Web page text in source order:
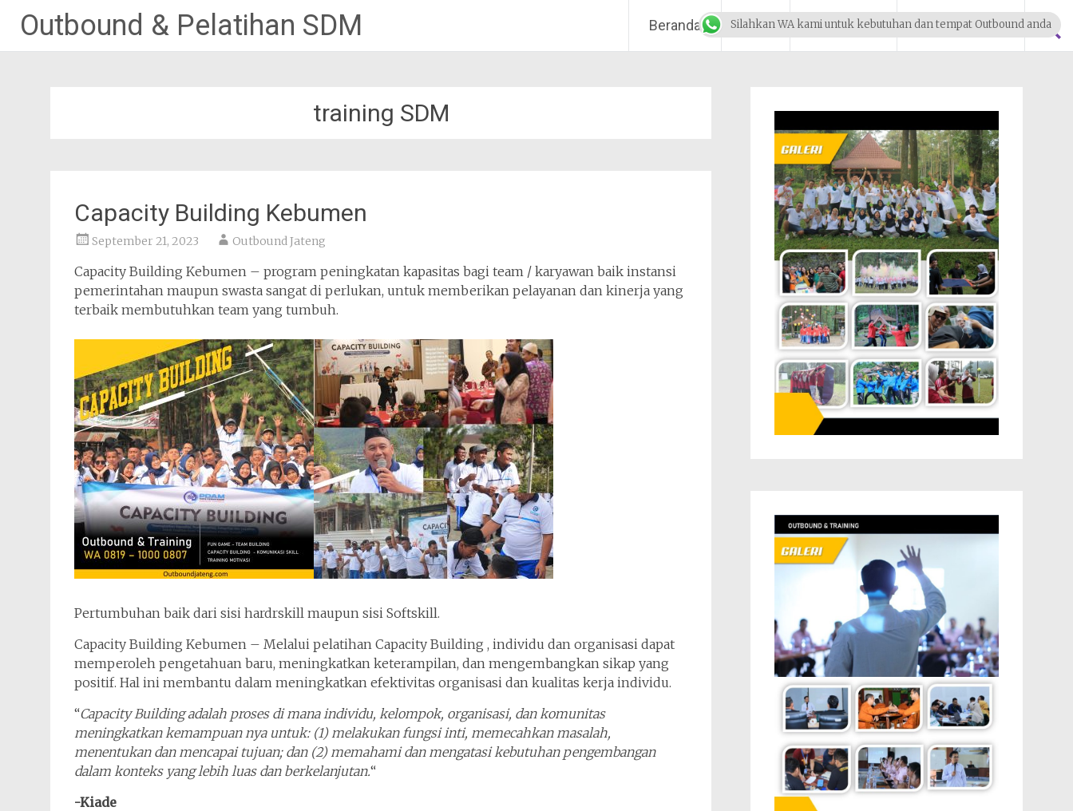
Outbound & Pelatihan SDM Beranda Blog Klien Kami Tentang Kami
training SDM
Capacity Building Kebumen
September 21, 2023 Outbound Jateng
Capacity Building Kebumen – program peningkatan kapasitas bagi team / karyawan baik instansi
pemerintahan maupun swasta sangat di perlukan, untuk memberikan pelayanan dan kinerja yang
terbaik membutuhkan team yang tumbuh.
Pertumbuhan baik dari sisi hardrskill maupun sisi Softskill.
Capacity Building Kebumen – Melalui pelatihan Capacity Building , individu dan organisasi dapat
memperoleh pengetahuan baru, meningkatkan keterampilan, dan mengembangkan sikap yang
positif. Hal ini membantu dalam meningkatkan efektivitas organisasi dan kualitas kerja individu.
“Capacity Building adalah proses di mana individu, kelompok, organisasi, dan komunitas
meningkatkan kemampuan nya untuk: (1) melakukan fungsi inti, memecahkan masalah,
menentukan dan mencapai tujuan; dan (2) memahami dan mengatasi kebutuhan pengembangan
dalam konteks yang lebih luas dan berkelanjutan.“
-Kiade
Silahkan WA kami untuk kebutuhan dan tempat Outbound anda